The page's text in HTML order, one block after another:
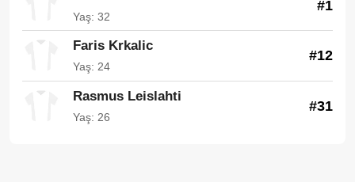
Yaş: 32
#1
Faris Krkalic
Yaş: 24
#12
Rasmus Leislahti
Yaş: 26
#31